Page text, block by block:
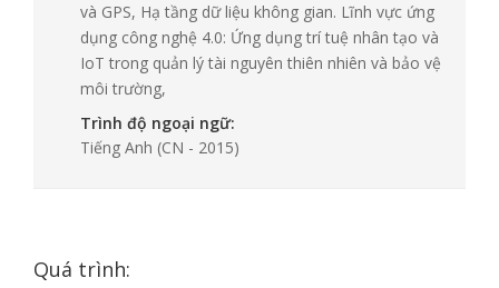
và GPS, Hạ tầng dữ liệu không gian. Lĩnh vực ứng
dụng công nghệ 4.0: Ứng dụng trí tuệ nhân tạo và
IoT trong quản lý tài nguyên thiên nhiên và bảo vệ
môi trường,
Trình độ ngoại ngữ:
Tiếng Anh (CN - 2015)
Quá trình: